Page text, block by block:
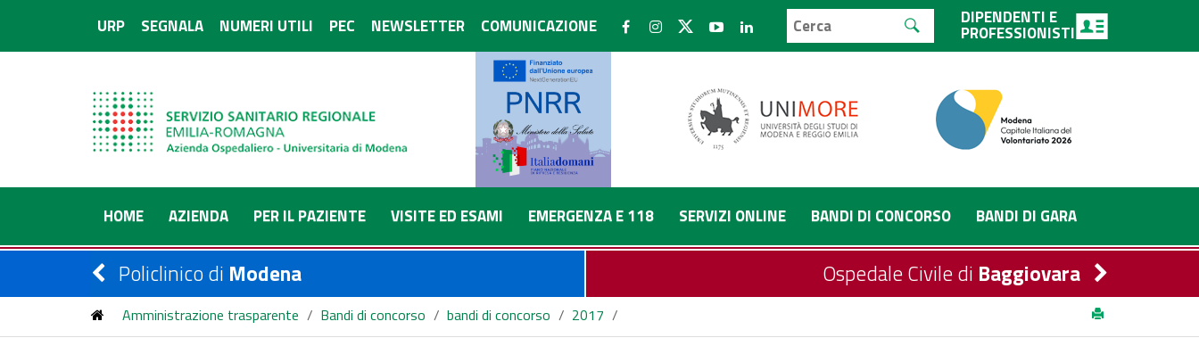
URP SEGNALA NUMERI UTILI PEC NEWSLETTER COMUNICAZIONE DIPENDENTI E
PROFESSIONISTI
HOME AZIENDA PER IL PAZIENTE VISITE ED ESAMI EMERGENZA E 118 SERVIZI ONLINE BANDI DI CONCORSO BANDI DI GARA
Policlinico di Modena Ospedale Civile di Baggiovara
Amministrazione trasparente / Bandi di concorso / bandi di concorso / 2017 /